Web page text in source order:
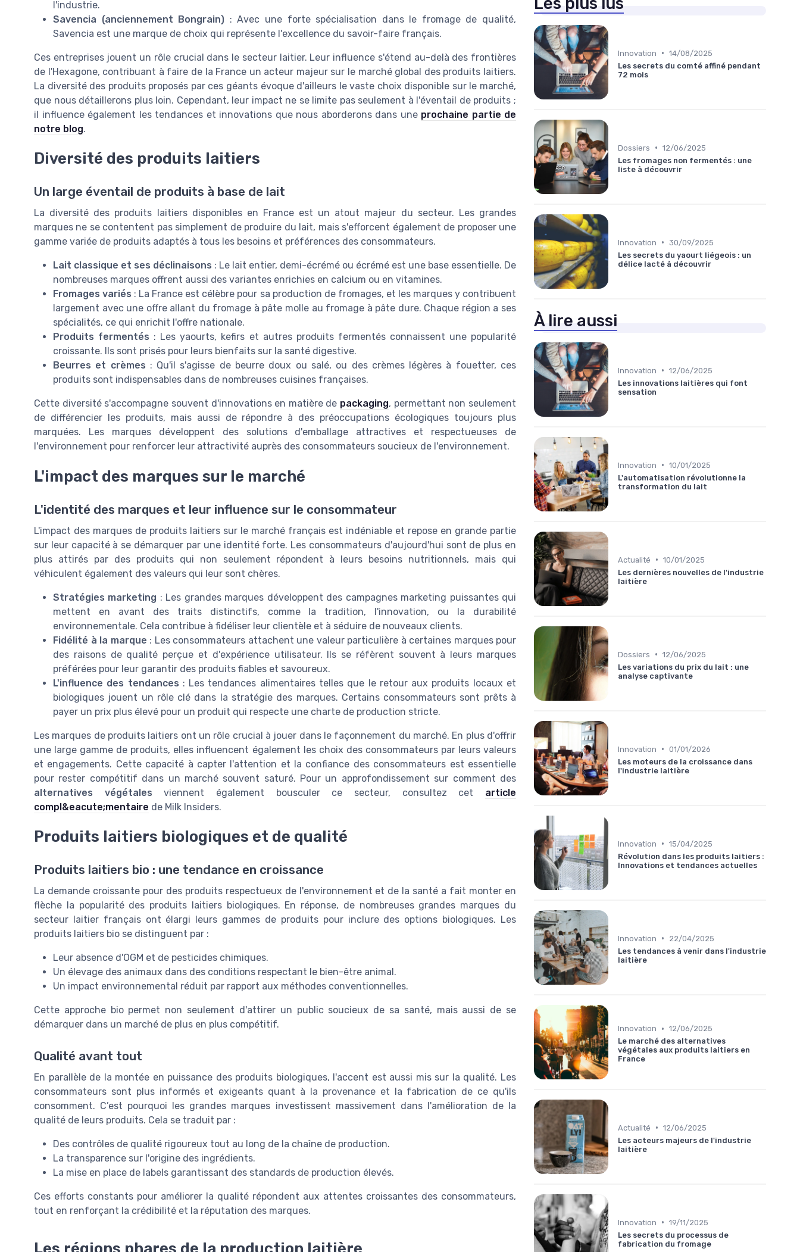
l'industrie.
Savencia (anciennement Bongrain) : Avec une forte spécialisation dans le fromage de qualité,
Savencia est une marque de choix qui représente l'excellence du savoir-faire français.
Ces entreprises jouent un rôle crucial dans le secteur laitier. Leur influence s'étend au-delà des frontières
de l'Hexagone, contribuant à faire de la France un acteur majeur sur le marché global des produits laitiers.
La diversité des produits proposés par ces géants évoque d'ailleurs le vaste choix disponible sur le marché,
que nous détaillerons plus loin. Cependant, leur impact ne se limite pas seulement à l'éventail de produits ;
il influence également les tendances et innovations que nous aborderons dans une prochaine partie de
notre blog.
Diversité des produits laitiers
Un large éventail de produits à base de lait
La diversité des produits laitiers disponibles en France est un atout majeur du secteur. Les grandes
marques ne se contentent pas simplement de produire du lait, mais s'efforcent également de proposer une
gamme variée de produits adaptés à tous les besoins et préférences des consommateurs.
Lait classique et ses déclinaisons : Le lait entier, demi-écrémé ou écrémé est une base essentielle. De
nombreuses marques offrent aussi des variantes enrichies en calcium ou en vitamines.
Fromages variés : La France est célèbre pour sa production de fromages, et les marques y contribuent
largement avec une offre allant du fromage à pâte molle au fromage à pâte dure. Chaque région a ses
spécialités, ce qui enrichit l'offre nationale.
Produits fermentés : Les yaourts, kefirs et autres produits fermentés connaissent une popularité
croissante. Ils sont prisés pour leurs bienfaits sur la santé digestive.
Beurres et crèmes : Qu'il s'agisse de beurre doux ou salé, ou des crèmes légères à fouetter, ces
produits sont indispensables dans de nombreuses cuisines françaises.
Cette diversité s'accompagne souvent d'innovations en matière de packaging, permettant non seulement
de différencier les produits, mais aussi de répondre à des préoccupations écologiques toujours plus
marquées. Les marques développent des solutions d'emballage attractives et respectueuses de
l'environnement pour renforcer leur attractivité auprès des consommateurs soucieux de l'environnement.
L'impact des marques sur le marché
L'identité des marques et leur influence sur le consommateur
L'impact des marques de produits laitiers sur le marché français est indéniable et repose en grande partie
sur leur capacité à se démarquer par une identité forte. Les consommateurs d'aujourd'hui sont de plus en
plus attirés par des produits qui non seulement répondent à leurs besoins nutritionnels, mais qui
véhiculent également des valeurs qui leur sont chères.
Stratégies marketing : Les grandes marques développent des campagnes marketing puissantes qui
mettent en avant des traits distinctifs, comme la tradition, l'innovation, ou la durabilité
environnementale. Cela contribue à fidéliser leur clientèle et à séduire de nouveaux clients.
Fidélité à la marque : Les consommateurs attachent une valeur particulière à certaines marques pour
des raisons de qualité perçue et d'expérience utilisateur. Ils se réfèrent souvent à leurs marques
préférées pour leur garantir des produits fiables et savoureux.
L'influence des tendances : Les tendances alimentaires telles que le retour aux produits locaux et
biologiques jouent un rôle clé dans la stratégie des marques. Certains consommateurs sont prêts à
payer un prix plus élevé pour un produit qui respecte une charte de production stricte.
Les marques de produits laitiers ont un rôle crucial à jouer dans le façonnement du marché. En plus d'offrir
une large gamme de produits, elles influencent également les choix des consommateurs par leurs valeurs
et engagements. Cette capacité à capter l'attention et la confiance des consommateurs est essentielle
pour rester compétitif dans un marché souvent saturé. Pour un approfondissement sur comment des
alternatives végétales viennent également bousculer ce secteur, consultez cet article
compl&eacute;mentaire de Milk Insiders.
Produits laitiers biologiques et de qualité
Produits laitiers bio : une tendance en croissance
La demande croissante pour des produits respectueux de l'environnement et de la santé a fait monter en
flèche la popularité des produits laitiers biologiques. En réponse, de nombreuses grandes marques du
secteur laitier français ont élargi leurs gammes de produits pour inclure des options biologiques. Les
produits laitiers bio se distinguent par :
Leur absence d'OGM et de pesticides chimiques.
Un élevage des animaux dans des conditions respectant le bien-être animal.
Un impact environnemental réduit par rapport aux méthodes conventionnelles.
Cette approche bio permet non seulement d'attirer un public soucieux de sa santé, mais aussi de se
démarquer dans un marché de plus en plus compétitif.
Qualité avant tout
En parallèle de la montée en puissance des produits biologiques, l'accent est aussi mis sur la qualité. Les
consommateurs sont plus informés et exigeants quant à la provenance et la fabrication de ce qu'ils
consomment. C’est pourquoi les grandes marques investissent massivement dans l'amélioration de la
qualité de leurs produits. Cela se traduit par :
Des contrôles de qualité rigoureux tout au long de la chaîne de production.
La transparence sur l'origine des ingrédients.
La mise en place de labels garantissant des standards de production élevés.
Ces efforts constants pour améliorer la qualité répondent aux attentes croissantes des consommateurs,
tout en renforçant la crédibilité et la réputation des marques.
Innovation • 14/08/2025
Les secrets du comté affiné pendant
72 mois
Dossiers • 12/06/2025
Les fromages non fermentés : une
liste à découvrir
Innovation • 30/09/2025
Les secrets du yaourt liégeois : un
délice lacté à découvrir
À lire aussi
Innovation • 12/06/2025
Les innovations laitières qui font
sensation
Innovation • 10/01/2025
L'automatisation révolutionne la
transformation du lait
Actualité • 10/01/2025
Les dernières nouvelles de l'industrie
laitière
Dossiers • 12/06/2025
Les variations du prix du lait : une
analyse captivante
Innovation • 01/01/2026
Les moteurs de la croissance dans
l'industrie laitière
Innovation • 15/04/2025
Révolution dans les produits laitiers :
Innovations et tendances actuelles
Innovation •
22/04/2025
Les tendances à venir dans l'industrie
laitière
Innovation • 12/06/2025
Le marché des alternatives
végétales aux produits laitiers en
France
Actualité • 12/06/2025
Les acteurs majeurs de l'industrie
laitière
Innovation • 19/11/2025
Les secrets du processus de
fabrication du fromage